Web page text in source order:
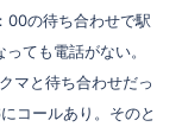
00の待ち合わせで駅
ても電話がない。
マと待ち合わせだっ
コールあり。そのと